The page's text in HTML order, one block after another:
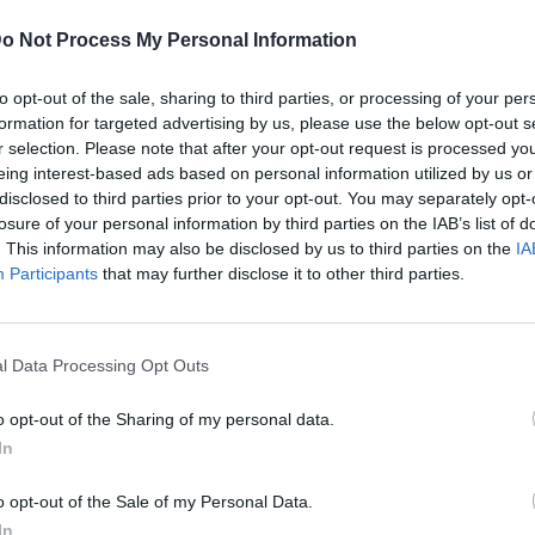
Not Process My Personal Information
opt-out of the sale, sharing to third parties, or processing of your
for targeted advertising by us, please use the below opt-out
selection. Please note that after your opt-out request is processed
interest-based ads based on personal information utilized by us
to third parties prior to your opt-out. You may separately
of your personal information by third parties on the IAB’s list of
This information may also be disclosed by us to third parties on the
Participants that may further disclose it to other third parties.
Data Processing Opt Outs
opt-out of the Sharing of my personal data.
opt-out of the Sale of my Personal Data.
ότι η συνύπαρξη ήταν
αιχμές κατά του Νίκου Ανδρουλάκη.
του περιστατικού, αναφερόμενος σε
ότι ο πρόεδρος του ΠΑΣΟΚ έδωσε
εκδήλωση για τα50 χρόνια «Μασούτης»,
και την έλλειψη στοιχειώδους
θεωρώ ότι όπως πάει το μονοψήφιο ποσοστό
ολόκληρο κόμμα Αξιωματικής